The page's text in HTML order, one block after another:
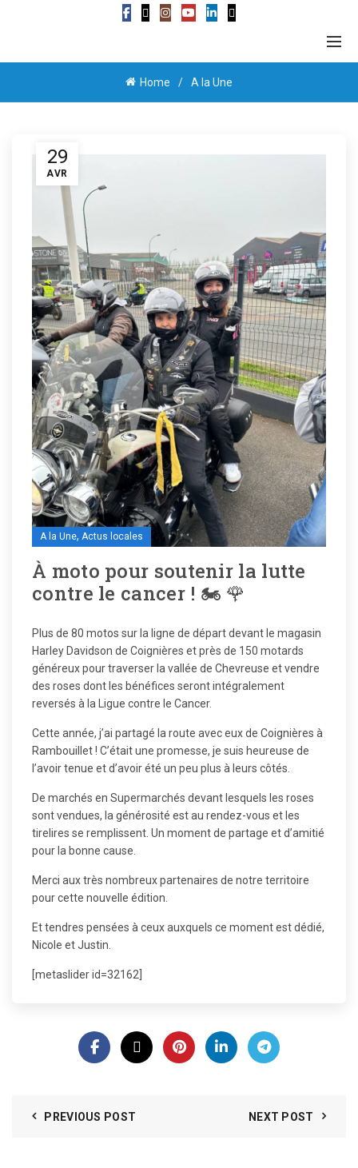
Home A la Une
29
AVR
A la Une, Actus locales
À moto pour soutenir la lutte
contre le cancer ! 🏍️ 🌹
Plus de 80 motos sur la ligne de départ devant le magasin
Harley Davidson de Coignières et près de 150 motards
généreux pour traverser la vallée de Chevreuse et vendre
des roses dont les bénéfices seront intégralement
reversés à la Ligue contre le Cancer.
Cette année, j’ai partagé la route avec eux de Coignières à
Rambouillet ! C’était une promesse, je suis heureuse de
l’avoir tenue et d’avoir été un peu plus à leurs côtés.
De marchés en Supermarchés devant lesquels les roses
sont vendues, la générosité est au rendez-vous et les
tirelires se remplissent. Un moment de partage et d’amitié
pour la bonne cause.
Merci aux très nombreux partenaires de notre territoire
pour cette nouvelle édition.
Et tendres pensées à ceux auxquels ce moment est dédié,
Nicole et Justin.
[metaslider id=32162]
PREVIOUS POST NEXT POST